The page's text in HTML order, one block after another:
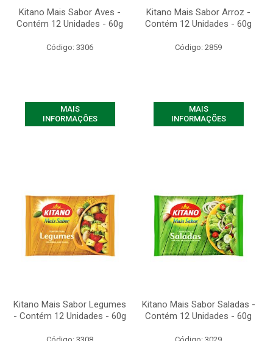
Kitano Mais Sabor Aves -
Contém 12 Unidades - 60g
Código: 3306
MAIS
INFORMAÇÕES
Kitano Mais Sabor Arroz -
Contém 12 Unidades - 60g
Código: 2859
MAIS
INFORMAÇÕES
Kitano Mais Sabor Legumes
- Contém 12 Unidades - 60g
Kitano Mais Sabor Saladas -
Contém 12 Unidades - 60g